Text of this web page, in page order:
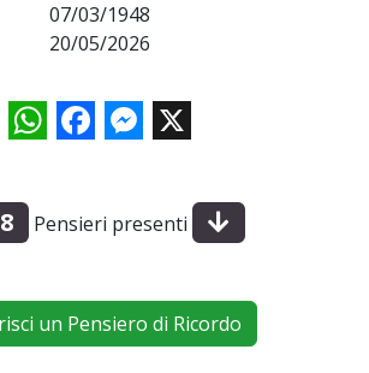
07/03/1948
20/05/2026
WhatsAppFacebookMessenger
X
8 Pensieri presenti
un Pensiero di Ricordo